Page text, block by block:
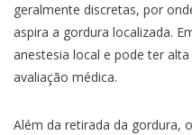
geralmente discretas, por
aspira a gordura localizada.
anestesia local e pode ter
avaliação médica.
Além da retirada da gordura,